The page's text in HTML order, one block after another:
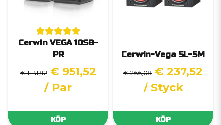
Cerwin VEGA 10SB-
PR
€ 1 141,92 € 951,52
/ Par
KÖP
Cerwin-Vega SL-5M
€ 266,08 € 237,52
/ Styck
KÖP